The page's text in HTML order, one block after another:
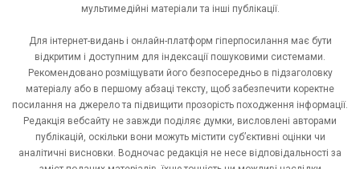
мультимедійні матеріали та інші публікації.
Для інтернет-видань і онлайн-платформ гіперпосилання має бути
відкритим і доступним для індексації пошуковими системами.
Рекомендовано розміщувати його безпосередньо в підзаголовку
матеріалу або в першому абзаці тексту, щоб забезпечити коректне
посилання на джерело та підвищити прозорість походження інформації.
Редакція вебсайту не завжди поділяє думки, висловлені авторами
публікацій, оскільки вони можуть містити суб’єктивні оцінки чи
аналітичні висновки. Водночас редакція не несе відповідальності за